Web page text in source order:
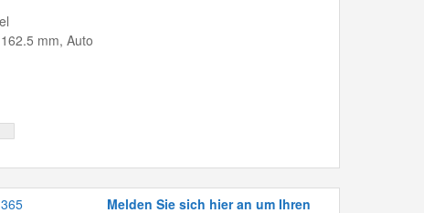
mm, Auto
Melden Sie sich hier an um Ihren